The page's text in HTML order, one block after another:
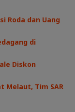
Roda dan Uang
di
Diskon
Melaut, Tim SAR